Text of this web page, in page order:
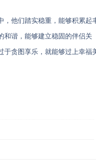
，他们踏实稳重，能够积累起
和谐，能够建立稳固的伴侣关
于贪图享乐，就能够过上幸福